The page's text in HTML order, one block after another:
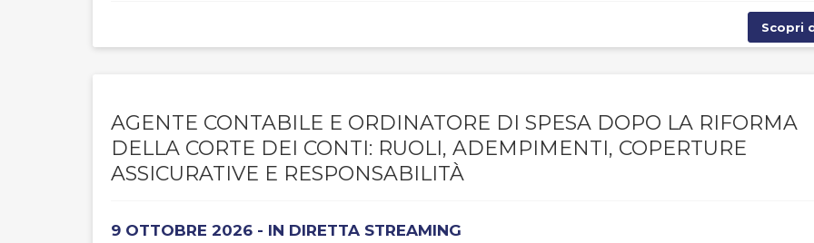
Scopri
AGENTE CONTABILE E ORDINATORE DI SPESA DOPO LA RIFORMA
DELLA CORTE DEI CONTI: RUOLI, ADEMPIMENTI, COPERTURE
ASSICURATIVE E RESPONSABILITÀ
9 OTTOBRE 2026 - IN DIRETTA STREAMING